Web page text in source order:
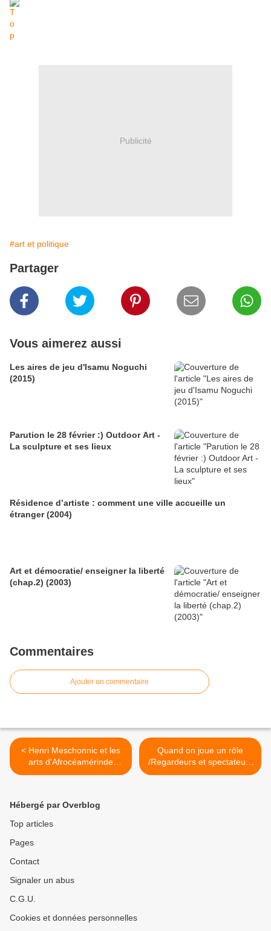
Publicité
#art et politique
Partager
Vous aimerez aussi
Les aires de jeu d'Isamu Noguchi
(2015)
Parution le 28 février :) Outdoor Art -
La sculpture et ses lieux
Résidence d’artiste : comment une ville accueille un
étranger (2004)
Art et démocratie/ enseigner la liberté
(chap.2) (2003)
Commentaires
Ajouter un commentaire
< Henri Meschonnic et les
arts d'Afrocéamérinde
(2005)
Quand on joue un rôle
/Regardeurs et spectateurs
(2008) >
Hébergé par Overblog
Top articles
Pages
Contact
Signaler un abus
C.G.U.
Cookies et données personnelles